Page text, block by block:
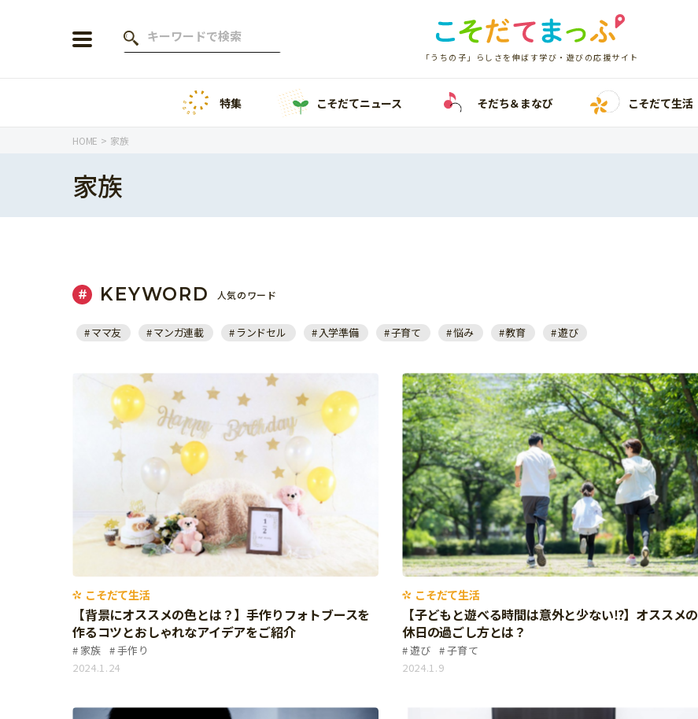
「うちの子」らしさを伸ばす学び・遊びの応援サイト
年齢から探す
3歳
小学1年生
小学2年生
小学6年生
特集
こそだてニュース
ワーク・ドリル
幼稚園・保育園
科学・プログラミング
絵本・読み聞かせ
読書感想文
本・読書
運動・あそび・ゲーム
習い事
こそだて生活
ファッション・美容
トラブル
親子でいっしょに
人間関係
おでかけ
家族
料理
こそだてマンガ
特集 こそだてニュース そだち＆まなび こそだて生活
HOME 家族
家族
KEYWORD 人気のワード
ママ友 マンガ連載 ランドセル 入学準備 子育て 悩み 教育 遊び
こそだて生活
【背景にオススメの色とは？】手作りフォトブースを
作るコツとおしゃれなアイデアをご紹介
家族
手作り
2024.1.24
こそだて生活
【子どもと遊べる時間は意外と少ない⁉】オススメの
休日の過ごし方とは？
遊び
子育て
2024.1.9